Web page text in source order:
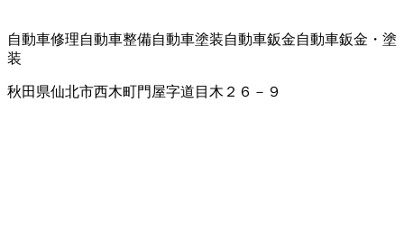
自動車修理自動車整備自動車塗装自動車鈑金自動車鈑金・塗
装
秋田県仙北市西木町門屋字道目木２６－９